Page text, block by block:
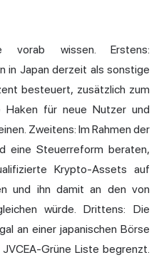
wissen. Erstens:
in Japan derzeit als sonstige
besteuert, zusätzlich zum
für neue Nutzer und
Zweitens: Im Rahmen der
eine Steuerreform beraten,
Krypto-Assets auf
und ihn damit an den von
würde. Drittens: Die
an einer japanischen Börse
Grüne Liste begrenzt.